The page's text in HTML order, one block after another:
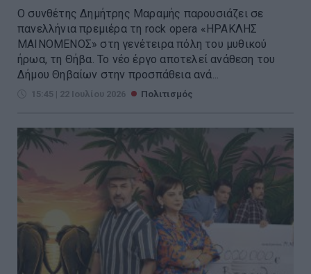
Ο συνθέτης Δημήτρης Μαραμής παρουσιάζει σε
πανελλήνια πρεμιέρα τη rock opera «ΗΡΑΚΛΗΣ
ΜΑΙΝΟΜΕΝΟΣ» στη γενέτειρα πόλη του μυθικού
ήρωα, τη Θήβα. Το νέο έργο αποτελεί ανάθεση του
Δήμου Θηβαίων στην προσπάθεια ανά...
15:45 | 22 Ιουλίου 2026 Πολιτισμός